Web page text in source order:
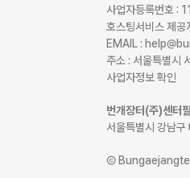
사업자등록번호
호스팅서비스 제
EMAIL :
주소 : 서울특별시
사업자정보 확인
번개장터(주)센터
서울특별시 강남
Ⓒ